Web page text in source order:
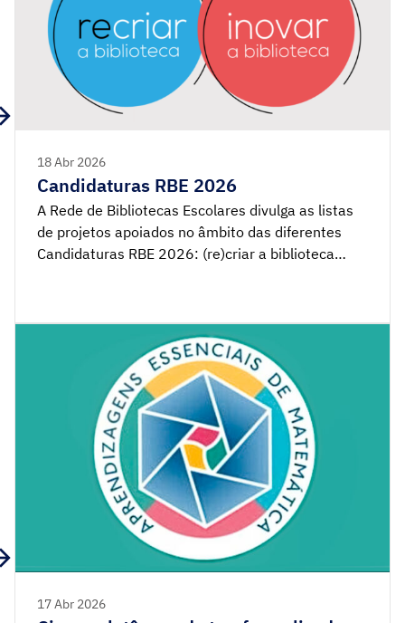
18 Abr 2026
Candidaturas RBE 2026
A Rede de Bibliotecas Escolares divulga as listas
de projetos apoiados no âmbito das diferentes
Candidaturas RBE 2026: (re)criar a biblioteca
da escola ProLiteracias: Media e Informação com
a biblioteca escolar Redes concelhias
17 Abr 2026